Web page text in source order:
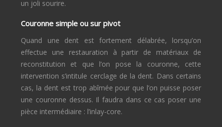
un joli sourire.
Couronne simple ou sur pivot
Quand une dent est fortement délabrée, lorsqu’on
effectue une restauration à partir de matériaux de
reconstitution et que l’on pose la couronne, cette
intervention s’intitule cerclage de la dent. Dans certains
cas, la dent est trop abîmée pour que l’on puisse poser
une couronne dessus. Il faudra dans ce cas poser une
pièce intermédiaire : l’inlay-core.